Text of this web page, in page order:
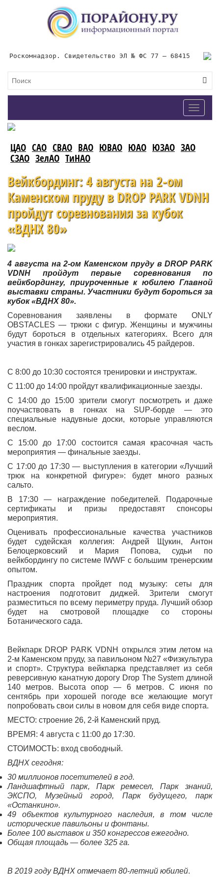
Роскомнадзор. Свидетельство ЭЛ № ФС 77 – 68415
Toggle
ЦАО САО СВАО ВАО ЮВАО ЮАО ЮЗАО ЗАО
СЗАО ЗелАО ТиНАО
Вейкбординг: 4 августа на 2-ом
Каменском пруду в DROP PARK VDNH
пройдут соревнования за кубок
«ВДНХ 80»
4 августа на 2-ом Каменском пруду вDROP PARK
VDNH пройдут первые соревнования по
вейкбордингу, приуроченные к юбилею Главной
выставки страны. Участники будут бороться за
кубок «ВДНХ 80».
Соревнования заявлены в формате ONLY
OBSTACLES — трюки с фигур. Женщины и мужчины
будут бороться в отдельных категориях. Всего для
участия в гонках зарегистрировались 45 райдеров.
С 8:00 до 10:30 состоятся тренировки и инструктаж.
С 11:00 до 14:00 пройдут квалификационные заезды.
С 14:00 до 15:00 зрители смогут посмотреть и даже
поучаствовать в гонках на SUP-борде — это
специальные надувные доски, которые управляются
веслом.
С 15:00 до 17:00 состоится самая красочная часть
мероприятия — финальные заезды.
С 17:00 до 17:30 — выступления в категории «Лучший
трюк на конкретной фигуре»: будет много разных
сальто.
В 17:30 — награждение победителей. Подарочные
сертификаты и призы предоставят спонсоры
мероприятия.
Оценивать профессиональные качества участников
будет судейская коллегия: Андрей Щукин, Антон
Белоцерковский и Мария Попова, судьи по
вейкбордингу по системе IWWF с большим тренерским
опытом.
Праздник спорта пройдет под музыку: сеты для
настроения подготовит диджей. Зрители смогут
разместиться по всему периметру пруда. Лучший обзор
будет на смотровой площадке со стороны
Ботанического сада.
Вейкпарк DROP PARK VDNH открылся этим летом на
2-м Каменском пруду, за павильоном №27 «Физкультура
и спорт». Структура вейкпарка представляет из себя
реверсивную канатную дорогу Drop The System длиной
140 метров. Высота опор — 6 метров. С июня по
сентябрь при хорошей погоде все желающие могут
попробовать свои силы в новом для себя виде спорта.
МЕСТО: строение 26, 2-й Каменский пруд.
ВРЕМЯ: 4 августа с 11:00 до 17:30.
СТОИМОСТЬ: вход свободный.
ВДНХ сегодня:
30 миллионов посетителей в год.
Ландшафтный парк, Парк ремесел, Парк знаний,
ЭКСПО, Музейный город, Парк будущего, парк
«Останкино».
49 объектов культурного наследия, в том числе
исторические павильоны и фонтаны.
Более 100 выставок и 350 конгрессов ежегодно.
Общая площадь — более 325 га.
В 2019 году ВДНХ отмечает 80-летний юбилей.